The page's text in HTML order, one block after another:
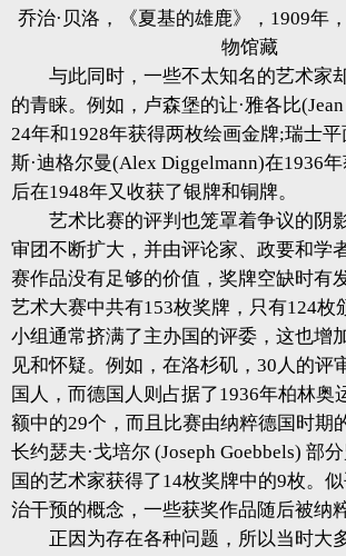
乔治·贝洛，《夏基的雄鹿》，1909年
物馆藏
与此同时，一些不太知名的艺术家
的青睐。例如，卢森堡的让·雅各比
24年和1928年获得两枚绘画金牌;瑞士
斯·迪格尔曼(Alex Diggelmann)在1936
后在1948年又收获了银牌和铜牌。
艺术比赛的评判也笼罩着争议的阴
审团不断扩大，并由评论家、政要和学
赛作品没有足够的价值，奖牌空缺时有
艺术大赛中共有153枚奖牌，只有124枚
小组通常挤满了主办国的评委，这也增
见和怀疑。例如，在洛杉矶，30人的评
国人，而德国人则占据了1936年柏林奥
额中的29个，而且比赛由纳粹德国时期
长约瑟夫·戈培尔 (Joseph Goebbels) 部
国的艺术家获得了14枚奖牌中的9枚。
治干预的概念，一些获奖作品随后被纳
正因为存在各种问题，所以当时大